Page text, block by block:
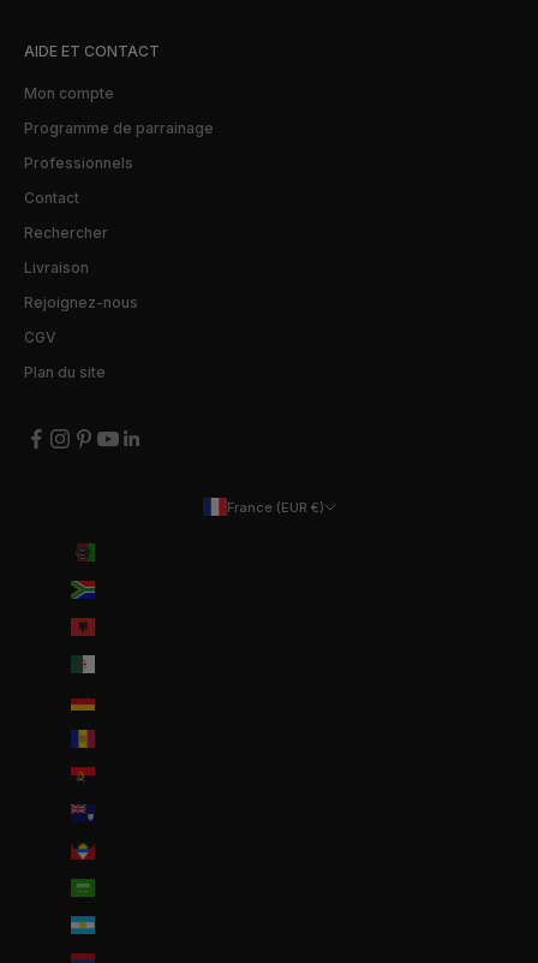
AIDE ET CONTACT
Mon compte
Programme de parrainage
Professionnels
Contact
Rechercher
Livraison
Rejoignez-nous
CGV
Plan du site
France (EUR €)